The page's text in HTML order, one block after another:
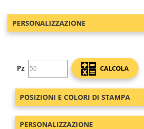
PERSONALIZZAZIONE
Pz CALCOLA
POSIZIONI E COLORI DI STAMPA
PERSONALIZZAZIONE